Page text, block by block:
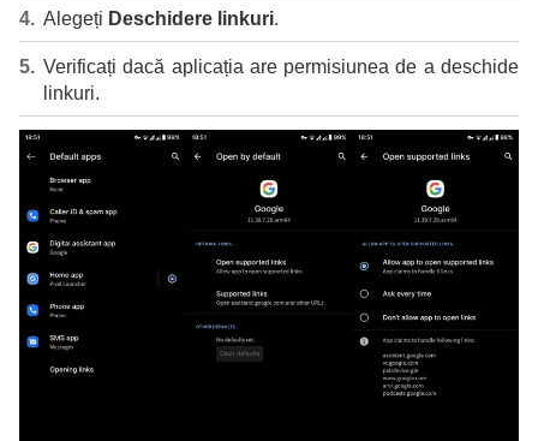
Alegeți Deschidere linkuri.
Verificați dacă aplicația are permisiunea de a deschide
linkuri.